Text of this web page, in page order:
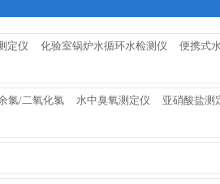
测仪
定仪 化验室锅炉水循环水检测仪 便携式
氯/二氧化氯 水中臭氧测定仪 亚硝酸盐测